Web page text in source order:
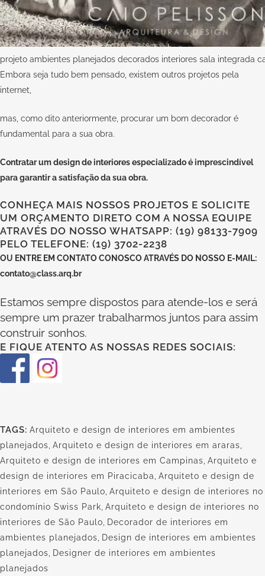
projeto ambientes planejados decorados interiores sala integrada
Embora seja tudo bem pensado, existem outros projetos pela
internet,
mas, como dito anteriormente, procurar um bom decorador é
fundamental para a sua obra.
Contratar um design de interiores especializadoé imprescindível
para garantir a satisfação da sua obra.
CONHEÇA MAIS NOSSOS PROJETOS E SOLICITE
UM ORÇAMENTO DIRETO COM A NOSSA EQUIPE
ATRAVÉS DO NOSSO WHATSAPP: (19) 98133-7909
PELO TELEFONE: (19) 3702-2238
OU ENTRE EM CONTATO CONOSCOATRAVÉS DO NOSSO E-MAIL:
contato@class.arq.br
Estamos sempre dispostos para atende-los e será
sempre um prazer trabalharmos juntos para assim
construir sonhos.
E FIQUE ATENTO AS NOSSAS REDES SOCIAIS:
TAGS: Arquiteto e design de interiores em ambientes
planejados Arquiteto e design de interiores em araras
Arquiteto e design de interiores em Campinas Arquiteto e
design de interiores em Piracicaba Arquiteto e design de
interiores em São Paulo Arquiteto e design de interiores no
condomínio Swiss Park Arquiteto e design de interiores no
interiores de São Paulo Decorador de interiores em
ambientes planejados Design de interiores em ambientes
planejados Designer de interiores em ambientes
planejados